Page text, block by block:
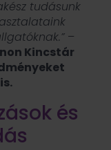
tudásunk
–
Kincstár
és